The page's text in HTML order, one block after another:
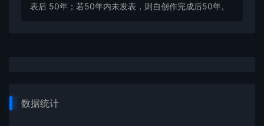
表后 50年；若50年内未发表，则自创作完成后50年。
数据统计